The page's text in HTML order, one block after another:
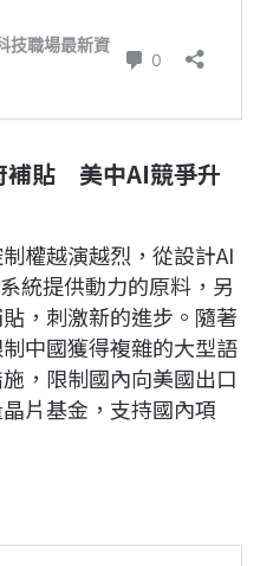
補貼 美中AI競爭升
權越演越烈，從設計AI
統提供動力的原料，另
，刺激新的進步。隨著
中國獲得複雜的大型語
，限制國內向美國出口
片基金，支持國內項